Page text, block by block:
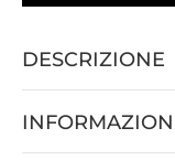
DESCRIZIONE